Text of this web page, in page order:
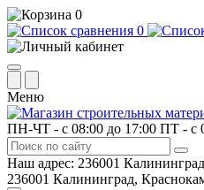
0
0
Меню
ПН-ЧТ - с 08:00 до 17:00 ПТ - с
Наш адрес: 236001
236001 Калининград,